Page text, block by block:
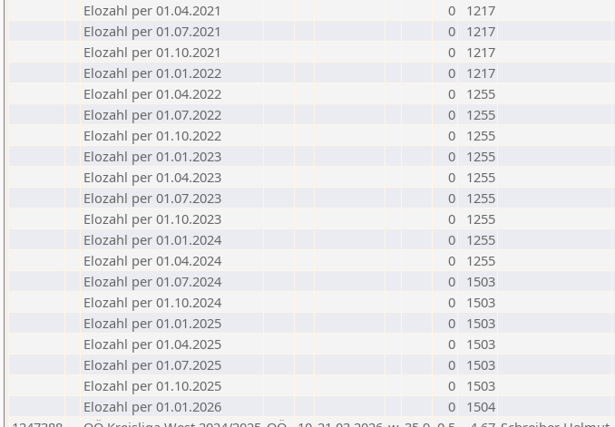
Elozahl per 01.04.2021
0
1217
Elozahl per 01.07.2021
0
1217
Elozahl per 01.10.2021
0
1217
Elozahl per 01.01.2022
0
1217
Elozahl per 01.04.2022
0
1255
Elozahl per 01.07.2022
0
1255
Elozahl per 01.10.2022
0
1255
Elozahl per 01.01.2023
0
1255
Elozahl per 01.04.2023
0
1255
Elozahl per 01.07.2023
0
1255
Elozahl per 01.10.2023
0
1255
Elozahl per 01.01.2024
0
1255
Elozahl per 01.04.2024
0
1255
Elozahl per 01.07.2024
0
1503
Elozahl per 01.10.2024
0
1503
Elozahl per 01.01.2025
0
1503
Elozahl per 01.04.2025
0
1503
Elozahl per 01.07.2025
0
1503
Elozahl per 01.10.2025
0
1503
Elozahl per 01.01.2026
0
1504